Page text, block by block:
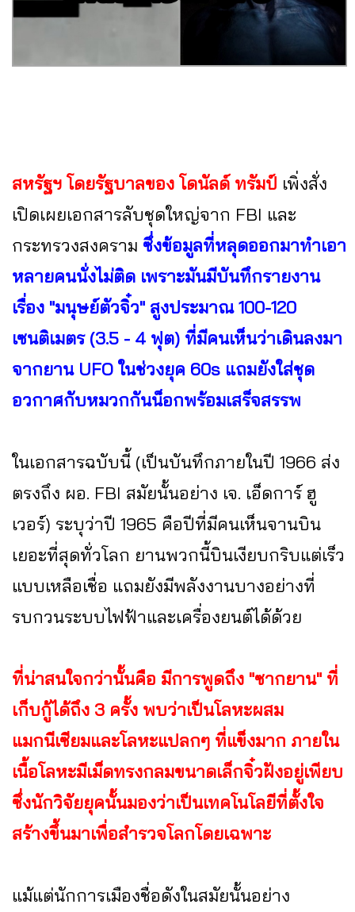
สหรัฐฯ โดยรัฐบาลของ โดนัลด์ ทรัมป์ เพิ่งสั่ง
เปิดเผยเอกสารลับชุดใหญ่จาก FBI และ
กระทรวงสงคราม ซึ่งข้อมูลที่หลุดออกมาทำเอา
หลายคนนั่งไม่ติด เพราะมันมีบันทึกรายงาน
เรื่อง "มนุษย์ตัวจิ๋ว" สูงประมาณ 100-120
เซนติเมตร (3.5 - 4 ฟุต) ที่มีคนเห็นว่าเดินลงมา
จากยาน UFO ในช่วงยุค 60s แถมยังใส่ชุด
อวกาศกับหมวกกันน็อกพร้อมเสร็จสรรพ
ในเอกสารฉบับนี้ (เป็นบันทึกภายในปี 1966 ส่ง
ตรงถึง ผอ. FBI สมัยนั้นอย่าง เจ. เอ็ดการ์ ฮู
เวอร์) ระบุว่าปี 1965 คือปีที่มีคนเห็นจานบิน
เยอะที่สุดทั่วโลก ยานพวกนี้บินเงียบกริบแต่เร็ว
แบบเหลือเชื่อ แถมยังมีพลังงานบางอย่างที่
รบกวนระบบไฟฟ้าและเครื่องยนต์ได้ด้วย
ที่น่าสนใจกว่านั้นคือ มีการพูดถึง "ซากยาน" ที่
เก็บกู้ได้ถึง 3 ครั้ง พบว่าเป็นโลหะผสม
แมกนีเซียมและโลหะแปลกๆ ที่แข็งมาก ภายใน
เนื้อโลหะมีเม็ดทรงกลมขนาดเล็กจิ๋วฝังอยู่เพียบ
ซึ่งนักวิจัยยุคนั้นมองว่าเป็นเทคโนโลยีที่ตั้งใจ
สร้างขึ้นมาเพื่อสำรวจโลกโดยเฉพาะ
แม้แต่นักการเมืองชื่อดังในสมัยนั้นอย่าง